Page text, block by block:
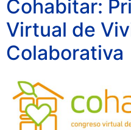
Cohabitar:
Virtual de
Colaborativa